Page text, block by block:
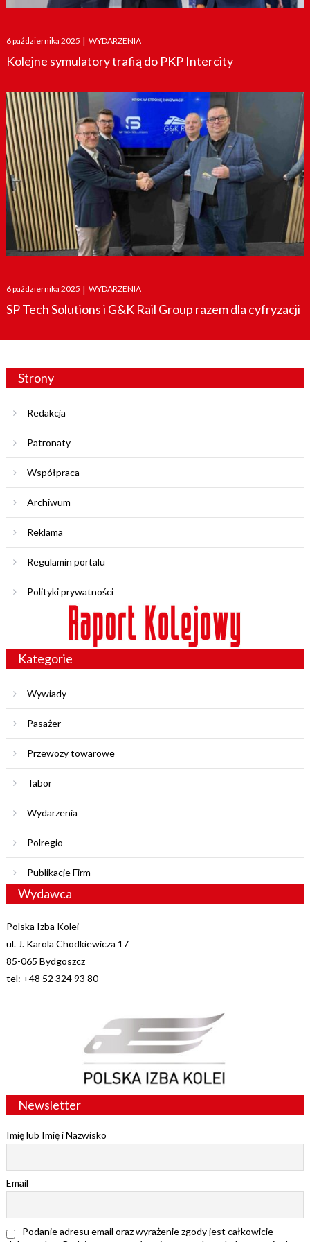
Posted
on
6 października 2025 | WYDARZENIA
Kolejne symulatory trafią do PKP Intercity
Posted
on
6 października 2025 | WYDARZENIA
SP Tech Solutions i G&K Rail Group razem dla cyfryzacji
Strony
Redakcja
Patronaty
Współpraca
Archiwum
Reklama
Regulamin portalu
Polityki prywatności
Kategorie
Wywiady
Pasażer
Przewozy towarowe
Tabor
Wydarzenia
Polregio
Publikacje Firm
Wydawca
Polska Izba Kolei
ul. J. Karola Chodkiewicza 17
85-065 Bydgoszcz
tel: +48 52 324 93 80
Newsletter
Imię lub Imię i Nazwisko
Email
Podanie adresu email oraz wyrażenie zgody jest całkowicie